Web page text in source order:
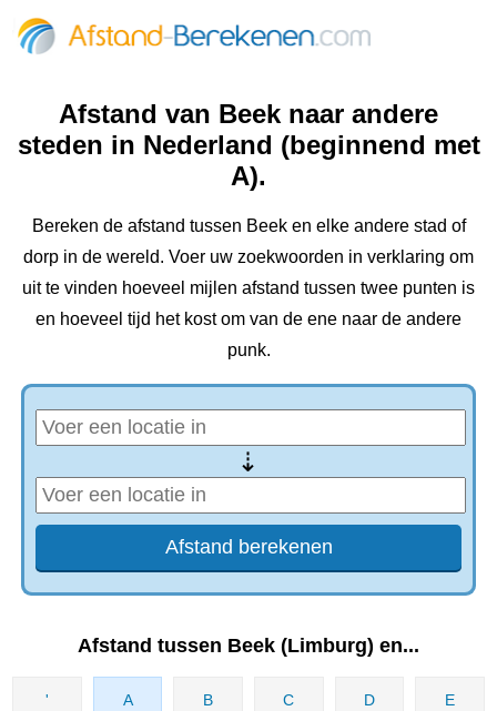
Afstand van Beek naar andere
steden in Nederland (beginnend met
A).
Bereken de afstand tussen Beek en elke andere stad of
dorp in de wereld. Voer uw zoekwoorden in verklaring om
uit te vinden hoeveel mijlen afstand tussen twee punten is
en hoeveel tijd het kost om van de ene naar de andere
punk.
⇢
Afstand tussen Beek (Limburg) en...
' A B C D E